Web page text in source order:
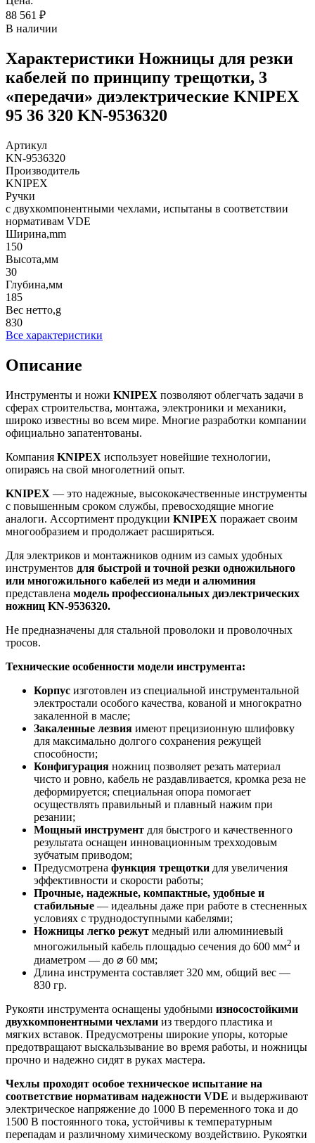
88 561 ₽
В наличии
Характеристики Ножницы для резки
кабелей по принципу трещотки, 3
«передачи» диэлектрические KNIPEX
95 36 320 KN-9536320
Артикул
KN-9536320
Производитель
KNIPEX
Ручки
с двухкомпонентными чехлами, испытаны в соответствии
нормативам VDE
Ширина,mm
150
Высота,мм
30
Глубина,мм
185
Вес нетто,g
830
Все характеристики
Описание
Инструменты и ножи KNIPEX позволяют облегчать задачи в
сферах строительства, монтажа, электроники и механики,
широко известны во всем мире. Многие разработки компании
официально запатентованы.
Компания KNIPEX использует новейшие технологии,
опираясь на свой многолетний опыт.
KNIPEX — это надежные, высококачественные инструменты
с повышенным сроком службы, превосходящие многие
аналоги. Ассортимент продукции KNIPEX поражает своим
многообразием и продолжает расширяться.
Для электриков и монтажников одним из самых удобных
инструментов для быстрой и точной резки одножильного
или многожильного кабелей из меди и алюминия
представлена модель профессиональных диэлектрических
ножниц KN-9536320.
Не предназначены для стальной проволоки и проволочных
тросов.
Технические особенности модели инструмента:
Корпус изготовлен из специальной инструментальной
электростали особого качества, кованой и многократно
закаленной в масле;
Закаленные лезвия имеют прецизионную шлифовку
для максимально долгого сохранения режущей
способности;
Конфигурация ножниц позволяет резать материал
чисто и ровно, кабель не раздавливается, кромка реза не
деформируется; специальная опора помогает
осуществлять правильный и плавный нажим при
резании;
Мощный инструмент для быстрого и качественного
результата оснащен инновационным трехходовым
зубчатым приводом;
Предусмотрена функция трещотки для увеличения
эффективности и скорости работы;
Прочные, надежные, компактные, удобные и
стабильные — идеальны даже при работе в стесненных
условиях с труднодоступными кабелями;
Ножницы легко режут медный или алюминиевый
многожильный кабель площадью сечения до 600 мм2 и
диаметром — до ⌀ 60 мм;
Длина инструмента составляет 320 мм, общий вес —
830 гр.
Рукояти инструмента оснащены удобными износостойкими
двухкомпонентными чехлами из твердого пластика и
мягких вставок. Предусмотрены широкие упоры, которые
предотвращают выскальзывание во время работы, и ножницы
прочно и надежно сидят в руках мастера.
Чехлы проходят особое техническое испытание на
соответствие нормативам надежности VDE и выдерживают
электрическое напряжение до 1000 В переменного тока и до
1500 В постоянного тока, устойчивы к температурным
перепадам и различному химическому воздействию. Рукоятки